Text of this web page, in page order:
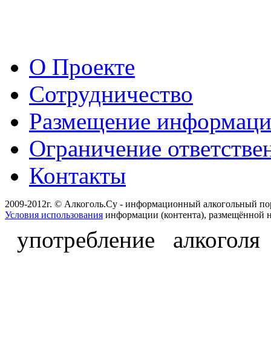
О Проекте
Сотрудничество
Размещение
Ограничение
Контакты
2009-2012г. © Алкоголь.Су - информационный алкогольный
Условия использования информации (контента), размещённой
употребление